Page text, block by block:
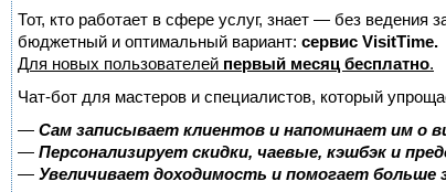
Тот, кто работает в сфере услуг, знает — без
бюджетный и оптимальный вариант: сервис VisitTime.
Для новых пользователей первый месяц бесплатно.
Чат-бот для мастеров и специалистов, который
— Сам записывает клиентов и напоминает им о
— Персонализирует скидки, чаевые, кэшбэк и
— Увеличивает доходимость и помогает больше